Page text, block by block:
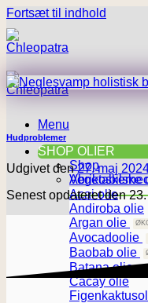
Fortsæt til indhold
Menu
SHOP OLIER
Shop
Vegetabilske
Acai olie
Andiroba olie
Argan olie
Avocadoolie
Baobab olie
Batana olie
Cacay olie
Hudproblemer
Udgivet den27. maj
Senest opdateret den